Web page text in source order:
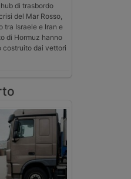
di trasbordo
del Mar Rosso,
tra Israele e Iran e
di Hormuz hanno
costruito dai vettori